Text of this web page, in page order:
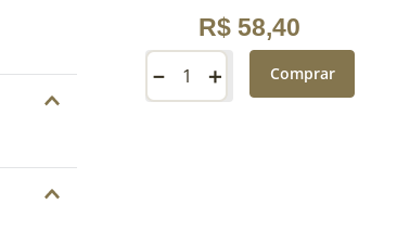
R$ 58,40
＋
－ Comprar